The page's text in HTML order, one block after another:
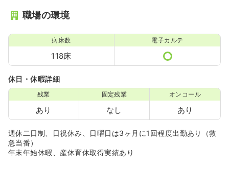
職場の環境
病床数
118床
電子カルテ
休日・休暇詳細
残業
あり
固定残業
なし
オンコール
あり
週休二日制、日祝休み、日曜日は3ヶ月に1回程度出勤あり（救
急当番）
年末年始休暇、産休育休取得実績あり